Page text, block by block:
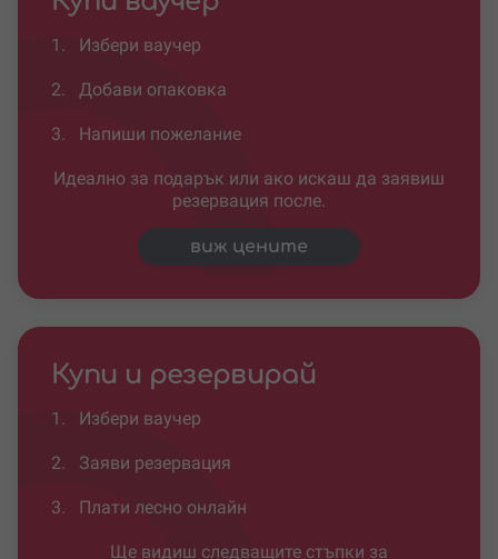
1. Избери ваучер
2. Добави опаковка
3. Напиши пожелание
Идеално за подарък или ако искаш да заявиш
резервация после.
виж цените
Купи и резервирай
1. Избери ваучер
2. Заяви резервация
3. Плати лесно онлайн
Ще видиш следващите стъпки за